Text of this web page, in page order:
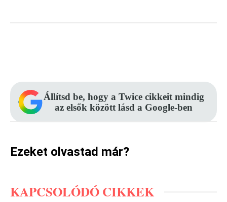
Állítsd be, hogy a Twice cikkeit mindig
az elsők között lásd a Google-ben
Ezeket olvastad már?
KAPCSOLÓDÓ CIKKEK